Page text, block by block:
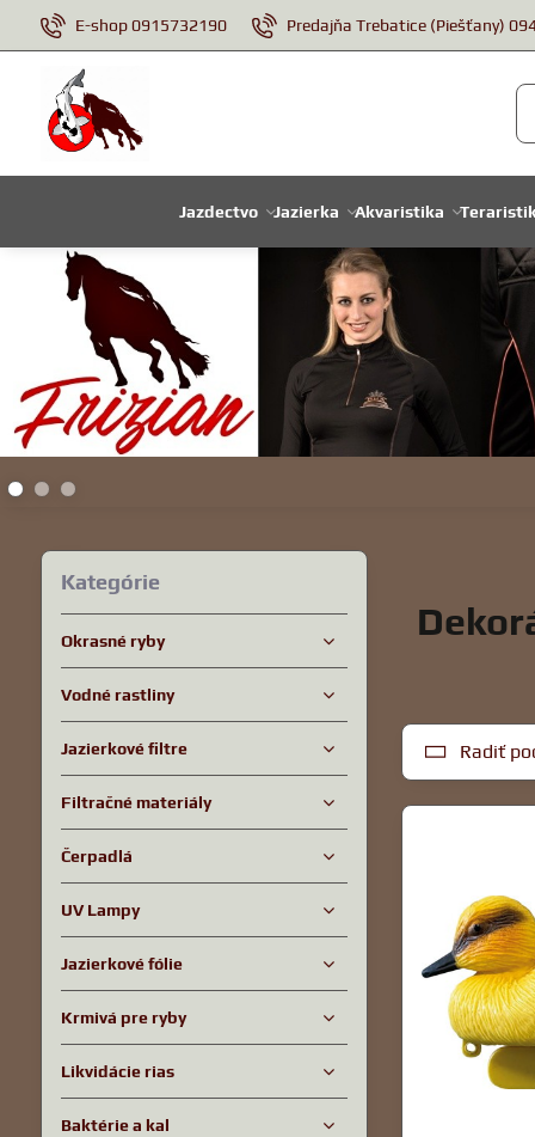
E-shop 0915732190 Predajňa Trebatice (Piešťany)
Jazdectvo Jazierka Akvaristika
Radiť
Kategórie
Okrasné ryby
Vodné rastliny
Jazierkové filtre
Filtračné materiály
Čerpadlá
UV Lampy
Jazierkové fólie
Krmivá pre ryby
Likvidácie rias
Baktérie a kal